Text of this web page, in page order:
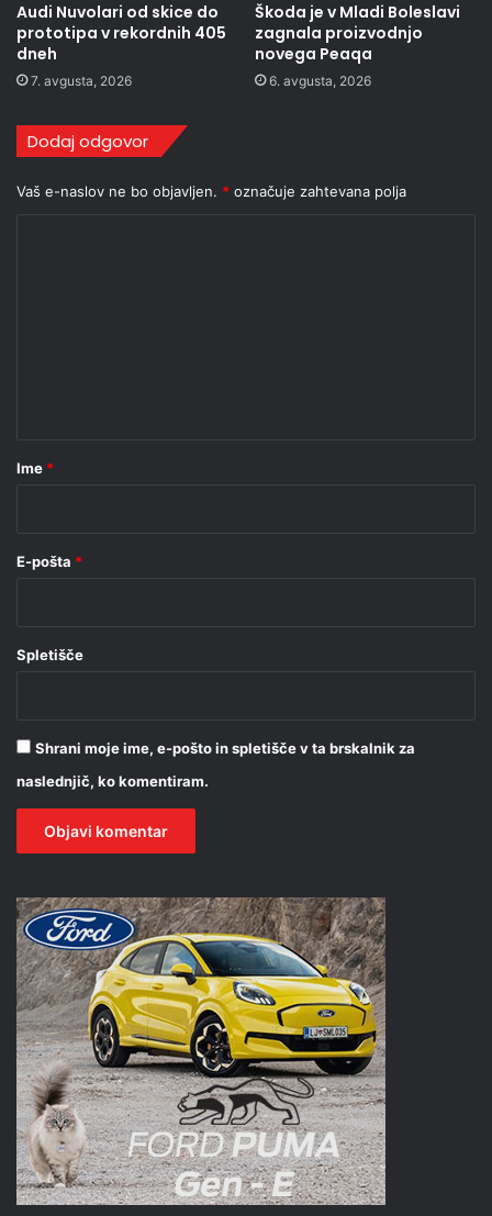
Audi Nuvolari od skice do
prototipa v rekordnih 405
dneh
7. avgusta, 2026
Škoda je v Mladi Boleslavi
zagnala proizvodnjo
novega Peaqa
6. avgusta, 2026
Dodaj odgovor
Vaš e-naslov ne bo objavljen. * označuje zahtevana polja
rIme *
E-pošta *
Spletišče
Shrani moje ime, e-pošto in spletišče v ta brskalnik za
naslednjič, ko komentiram.